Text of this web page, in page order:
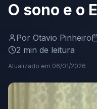
O sono e o
Por Otavio Pinheiro
2 min de leitura
Atualizado em 06/01/2026